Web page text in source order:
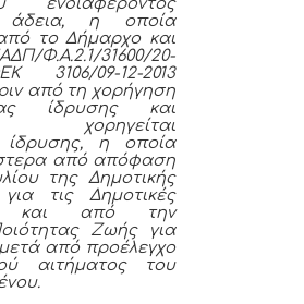
άδεια, η οποία
το Δήμαρχο και
Φ.Α.2.1/31600/20-
3106/09-12-2013
από τη χορήγηση
ίδρυσης και
χορηγείται
ίδρυσης, η οποία
από απόφαση
της Δημοτικής
για τις Δημοτικές
και από την
Ζωής για
μετά από προέλεγχο
αιτήματος του